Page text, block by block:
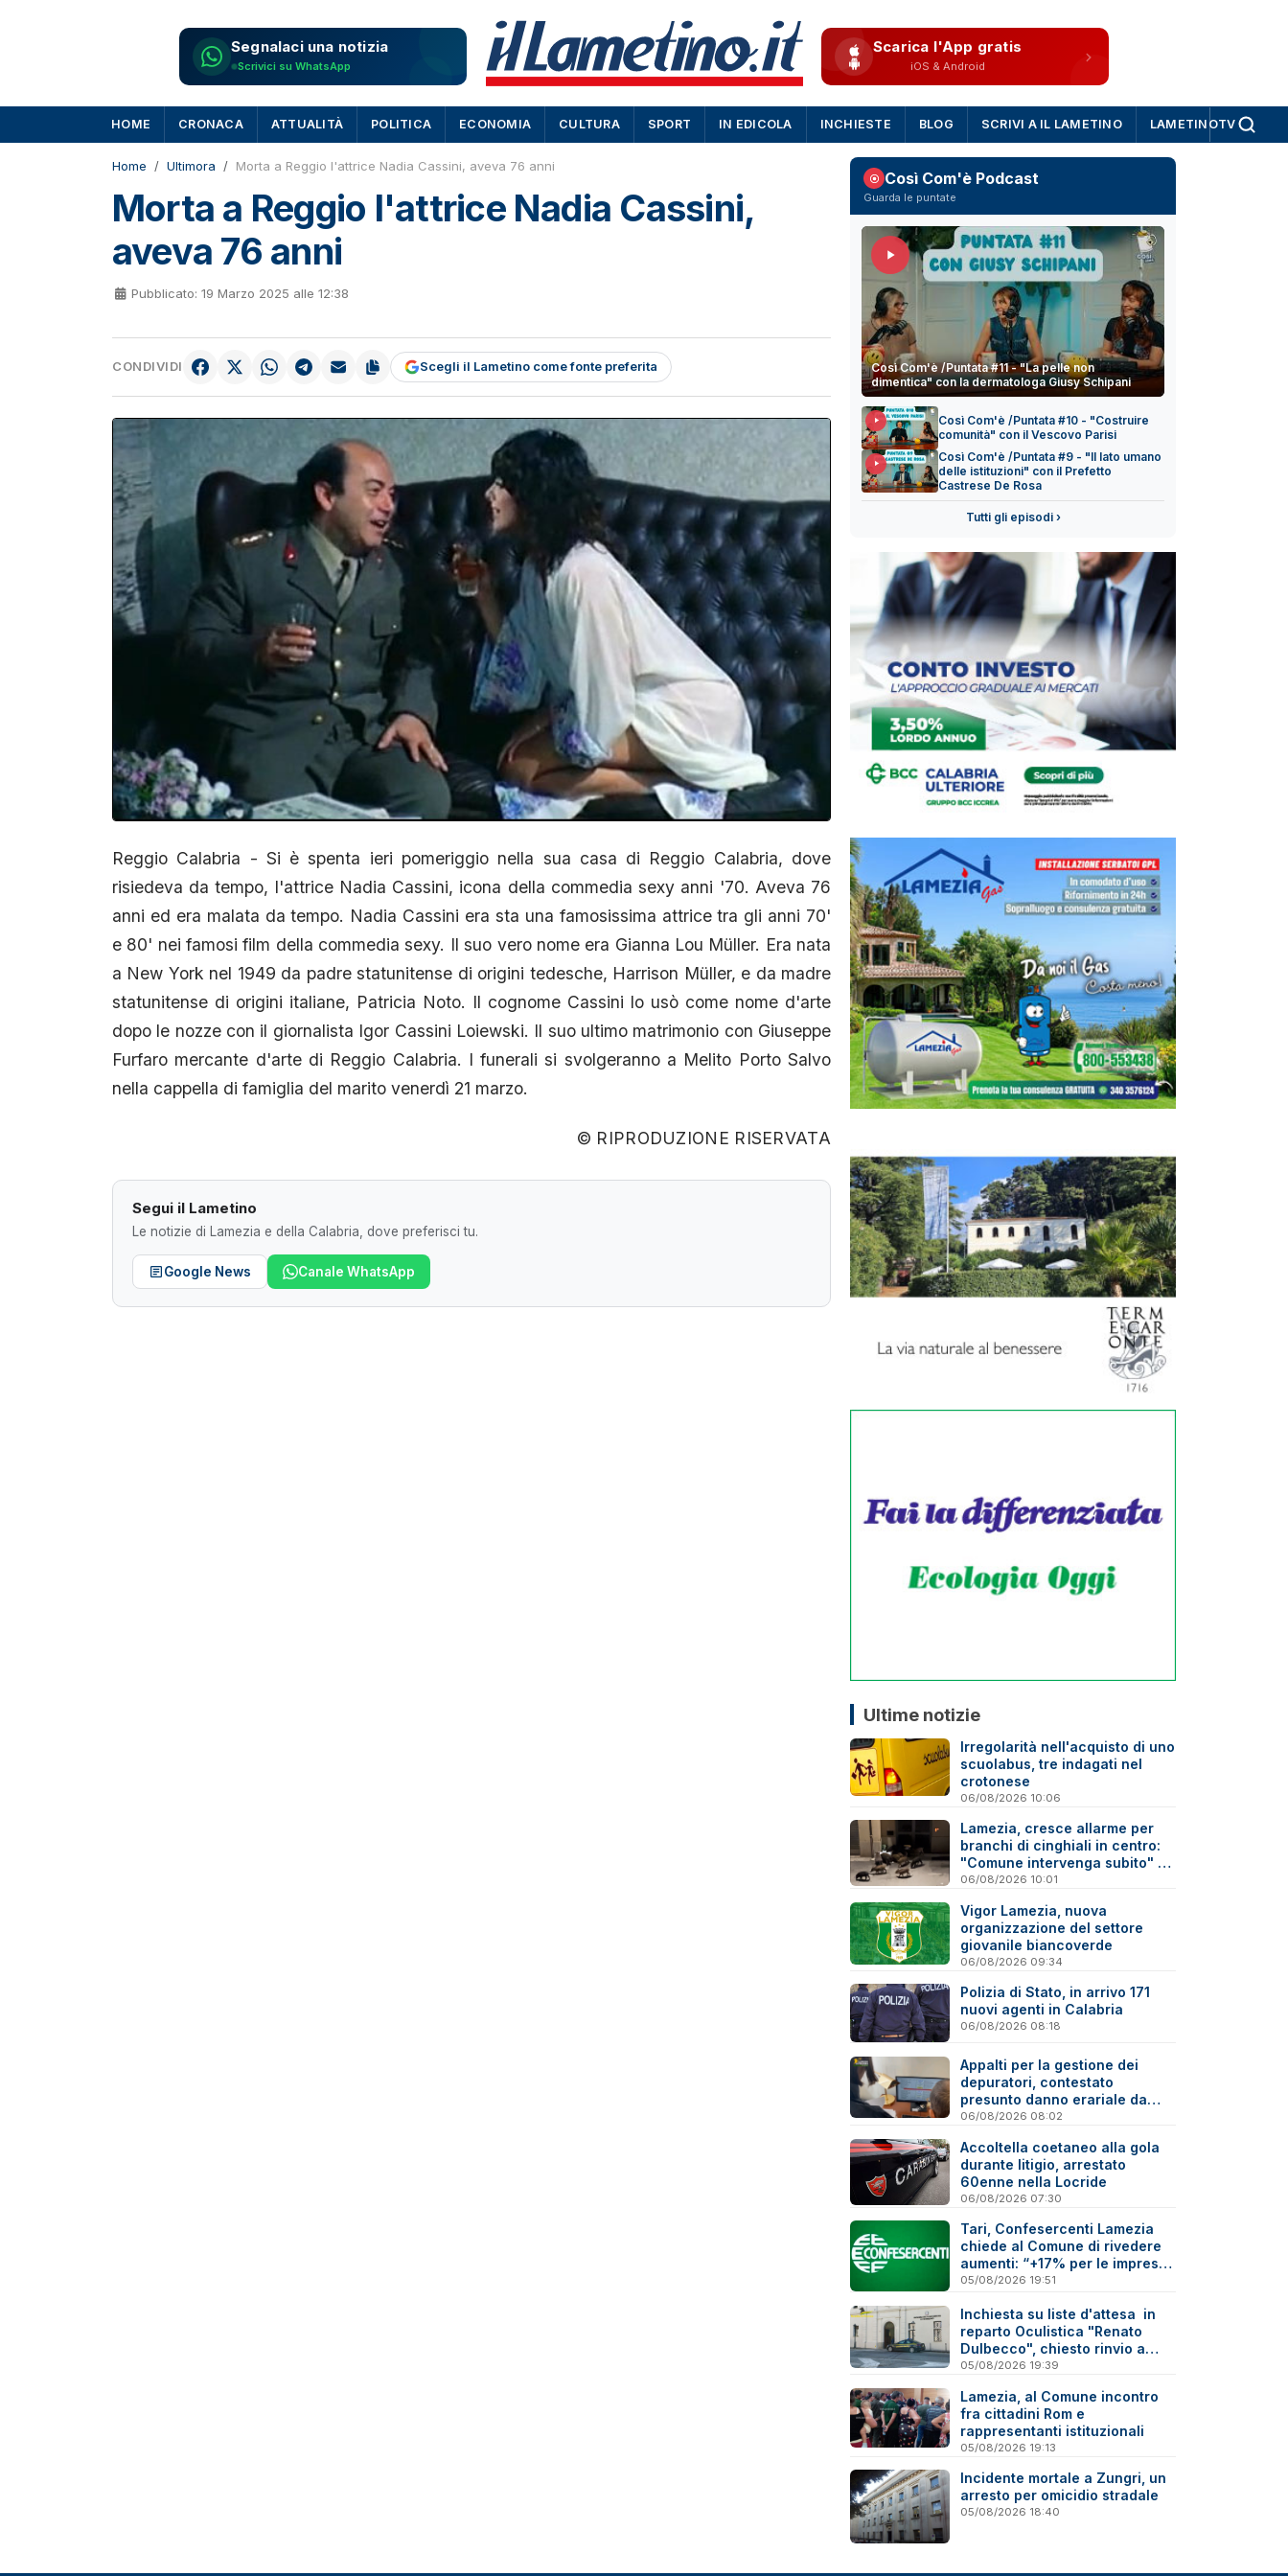
Segnalaci una notizia
Scrivici su WhatsApp
Scarica l'App gratis
iOS & Android
HOME CRONACA ATTUALITÀ POLITICA ECONOMIA CULTURA SPORT IN EDICOLA INCHIESTE BLOG SCRIVI A IL LAMETINO LAMETINOTV
Home Ultimora Morta a Reggio l'attrice Nadia Cassini, aveva 76 anni
Morta a Reggio l'attrice Nadia Cassini,
aveva 76 anni
Pubblicato: 19 Marzo 2025 alle 12:38
CONDIVIDI Scegli il Lametino come fonte preferita
Reggio Calabria - Si è spenta ieri pomeriggio nella sua casa di Reggio Calabria, dove
risiedeva da tempo, l'attrice Nadia Cassini, icona della commedia sexy anni '70. Aveva 76
anni ed era malata da tempo. Nadia Cassini era sta una famosissima attrice tra gli anni 70'
e 80' nei famosi film della commedia sexy. Il suo vero nome era Gianna Lou Müller. Era nata
a New York nel 1949 da padre statunitense di origini tedesche, Harrison Müller, e da madre
statunitense di origini italiane, Patricia Noto. Il cognome Cassini lo usò come nome d'arte
dopo le nozze con il giornalista Igor Cassini Loiewski. Il suo ultimo matrimonio con Giuseppe
Furfaro mercante d'arte di Reggio Calabria. I funerali si svolgeranno a Melito Porto Salvo
nella cappella di famiglia del marito venerdì 21 marzo.
© RIPRODUZIONE RISERVATA
Segui il Lametino
Le notizie di Lamezia e della Calabria, dove preferisci tu.
Google News Canale WhatsApp
Così Com'è Podcast
Guarda le puntate
Così Com'è /Puntata #11 - "La pelle non
dimentica" con la dermatologa Giusy Schipani
Così Com'è /Puntata #10 - "Costruire
comunità" con il Vescovo Parisi
Così Com'è /Puntata #9 - "Il lato umano
delle istituzioni" con il Prefetto
Castrese De Rosa
Tutti gli episodi ›
Ultime notizie
Irregolarità nell'acquisto di uno
scuolabus, tre indagati nel
crotonese
06/08/2026 10:06
Lamezia, cresce allarme per
branchi di cinghiali in centro:
"Comune intervenga subito" -
Video
06/08/2026 10:01
Vigor Lamezia, nuova
organizzazione del settore
giovanile biancoverde
06/08/2026 09:34
Polizia di Stato, in arrivo 171
nuovi agenti in Calabria
06/08/2026 08:18
Appalti per la gestione dei
depuratori, contestato
presunto danno erariale da
600mila euro
06/08/2026 08:02
Accoltella coetaneo alla gola
durante litigio, arrestato
60enne nella Locride
06/08/2026 07:30
Tari, Confesercenti Lamezia
chiede al Comune di rivedere
aumenti: “+17% per le imprese
è troppo”
05/08/2026 19:51
Inchiesta su liste d'attesa in
reparto Oculistica "Renato
Dulbecco", chiesto rinvio a
giudizio per 10 indagati
05/08/2026 19:39
Lamezia, al Comune incontro
fra cittadini Rom e
rappresentanti istituzionali
05/08/2026 19:13
Incidente mortale a Zungri, un
arresto per omicidio stradale
05/08/2026 18:40